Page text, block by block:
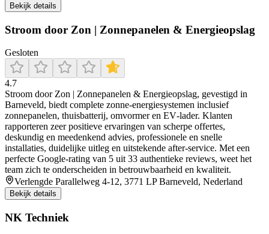
Bekijk details
Stroom door Zon | Zonnepanelen & Energieopslag
Gesloten
4.7
Stroom door Zon | Zonnepanelen & Energieopslag, gevestigd in
Barneveld, biedt complete zonne-energiesystemen inclusief
zonnepanelen, thuisbatterij, omvormer en EV‑lader. Klanten
rapporteren zeer positieve ervaringen van scherpe offertes,
deskundig en meedenkend advies, professionele en snelle
installaties, duidelijke uitleg en uitstekende after‑service. Met een
perfecte Google‑rating van 5 uit 33 authentieke reviews, weet het
team zich te onderscheiden in betrouwbaarheid en kwaliteit.
Verlengde Parallelweg 4-12, 3771 LP Barneveld, Nederland
Bekijk details
NK Techniek